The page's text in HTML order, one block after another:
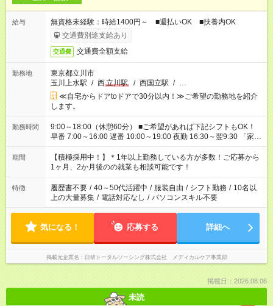
給与
無資格未経験：時給1400円～ ■週払いOK ■扶養内OK
交通費別途支給あり
交通費 交通費全額支給
勤務地
東京都立川市
玉川上水駅 / 西立川駅 / 西国立駅 / …
≪自宅からドアtoドアで30分以内！≫ご希望の勤務地を紹介
します。
勤務時間
9:00～18:00（休憩60分） ■ご希望があれば下記シフトもOK！
早番 7:00～16:00 遅番 10:00～19:00 夜勤 16:30～翌9:30 「家族
と休みを合わせたい」 「余裕を持って夕飯の準備がしたい」
「できれば残業はしたくない」 など、ご希望を教えてください
ね。 ※Wワーク希望の方へ 今ご覧のお仕事で希望する勤務時間
と、もう1つのお仕事の勤務時間が 合計で週40時間を超える場
合は応募できません。
期間
【積極採用中！】＊1年以上勤務している方が多数！ご応募から
1ヶ月、2か月後のの就業も相談可能です！
特徴 履歴書不要 / 40～50代活躍中 / 服装自由 / シフト勤務 / 10名以
上の大量募集 / 電話対応なし / パソコンスキル不要
気になる！ 応募する 詳細へ
掲載元企業名 日研トータルソーシング株式会社 メディカルケア事業部
掲載日：2026.08.06
未読